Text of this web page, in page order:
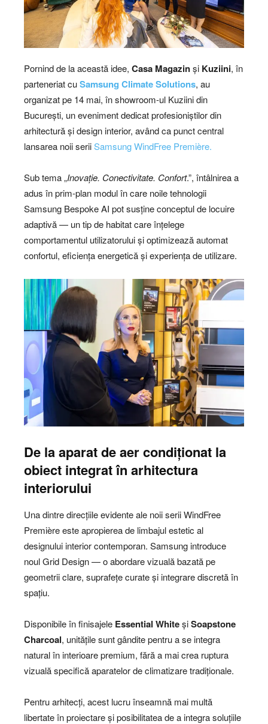
Pornind de la această idee, Casa Magazinși Kuziini, în
parteneriat cuSamsung Climate Solutions, au
organizat pe 14 mai, în showroom-ul Kuziini din
București, un eveniment dedicat profesioniștilor din
arhitectură și design interior, având ca punct central
lansarea noii seriiSamsung WindFree Première.
Sub tema „Inovație. Conectivitate. Confort.”, întâlnirea a
adus în prim-plan modul în care noile tehnologii
Samsung Bespoke AI pot susține conceptul de locuire
adaptivă — un tip de habitat care înțelege
comportamentul utilizatorului și optimizează automat
confortul, eficiența energetică și experiența de utilizare.
De la aparat de aer condiționat la
obiect integrat în arhitectura
interiorului
Una dintre direcțiile evidente ale noii serii WindFree
Première este apropierea de limbajul estetic al
designului interior contemporan. Samsung introduce
noul Grid Design — o abordare vizuală bazată pe
geometrii clare, suprafețe curate și integrare discretă în
spațiu.
Disponibile în finisajele Essential WhiteșiSoapstone
Charcoal, unitățile sunt gândite pentru a se integra
natural în interioare premium, fără a mai crea ruptura
vizuală specifică aparatelor de climatizare tradiționale.
Pentru arhitecți, acest lucru înseamnă mai multă
libertate în proiectare și posibilitatea de a integra soluțiile